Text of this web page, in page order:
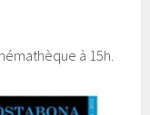
à 15h.